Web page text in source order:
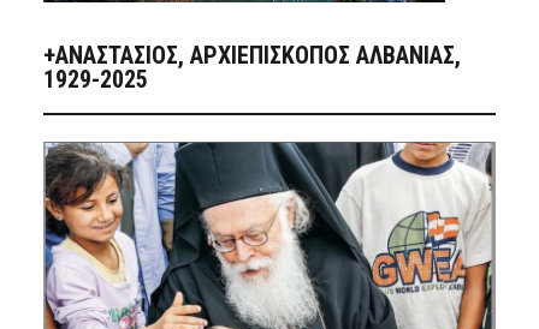
+ΑΝΑΣΤΆΣΙΟΣ, ΑΡΧΙΕΠΊΣΚΟΠΟΣ ΑΛΒΑΝΊΑΣ,
1929-2025